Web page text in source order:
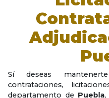
Sí deseas
contrataciones,
departamento de Puebla,